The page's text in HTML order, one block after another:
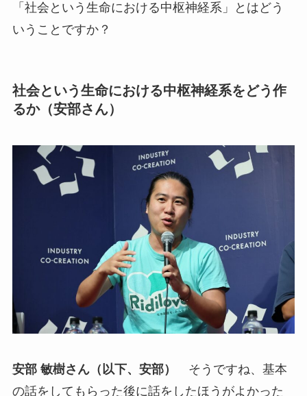
「社会という生命における中枢神経系」とはどう
いうことですか？
社会という生命における中枢神経系をどう作
るか（安部さん）
安部 敏樹さん（以下、安部）
そうですね、基本
の話をしてもらった後に話をしたほうがよかった